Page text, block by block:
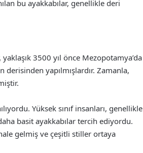
bu ayakkabılar, genellikle deri
3500 yıl önce Mezopotamya’da
derisinden yapılmışlardır. Zamanla,
Yüksek sınıf insanları, genellikle
basit ayakkabılar tercih ediyordu.
gelmiş ve çeşitli stiller ortaya